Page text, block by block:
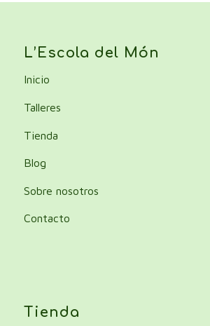
L’Escola del Món
Inicio
Talleres
Tienda
Blog
Sobre nosotros
Contacto
Tienda